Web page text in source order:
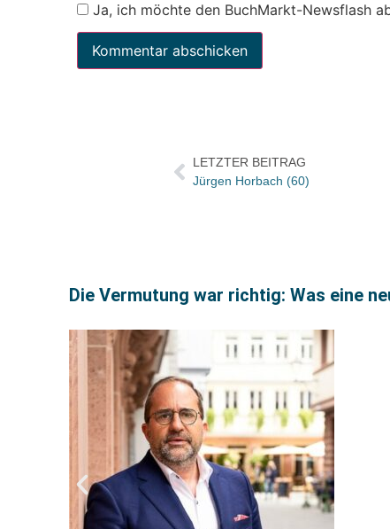
Ja, ich möchte den BuchMarkt-Newsflash
LETZTER BEITRAG
Jürgen Horbach (60)
Die Vermutung war richtig: Was eine